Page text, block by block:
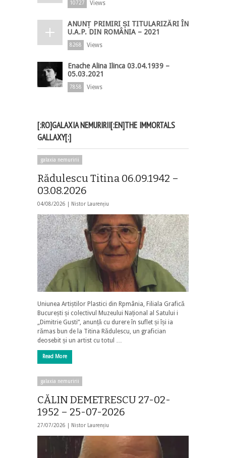
10727 Views
ANUNȚ PRIMIRI ȘI TITULARIZĂRI ÎN
U.A.P. DIN ROMÂNIA – 2021
8268 Views
Enache Alina Ilinca 03.04.1939 –
05.03.2021
7858 Views
[:RO]GALAXIA NEMURIRII[:EN]THE IMMORTALS
GALLAXY[:]
galaxia nemuririi
Rădulescu Titina 06.09.1942 –
03.08.2026
04/08/2026 | Nistor Laurențiu
Uniunea Artiștilor Plastici din Rpmânia, Filiala Grafică
București și colectivul Muzeului Național al Satului i
„Dimitrie Gusti”, anunță cu durere în suflet și își ia
rămas bun de la Titina Rădulescu, un grafician
deosebit și un artist cu totul …
Read More
galaxia nemuririi
CĂLIN DEMETRESCU 27-02-
1952 – 25-07-2026
27/07/2026 | Nistor Laurențiu